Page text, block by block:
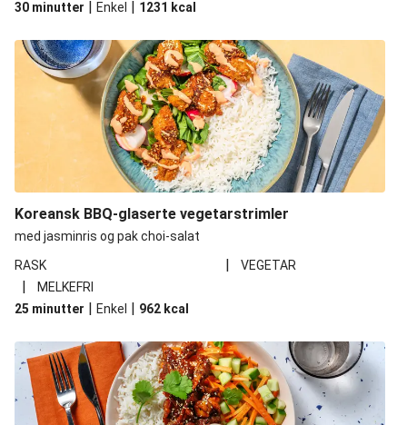
30 minutter | Enkel | 1231 kcal
Koreansk BBQ-glaserte vegetarstrimler
med jasminris og pak choi-salat
RASK
| VEGETAR
|
MELKEFRI
25 minutter | Enkel | 962 kcal